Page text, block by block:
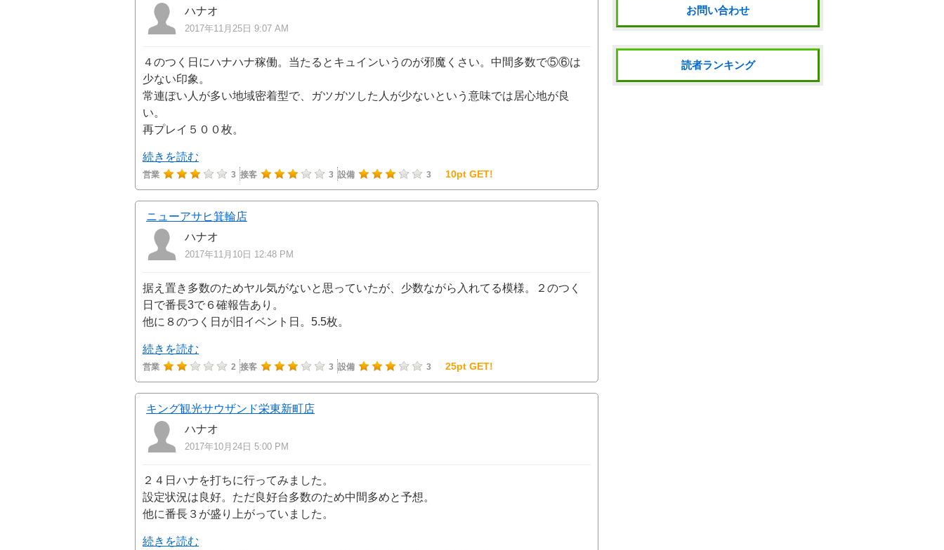
ハナオ
2017年11月25日 9:07 AM
４のつく日にハナハナ稼働。当たるとキュインいうのが邪魔くさい。中間多数で⑤⑥は
少ない印象。
常連ぽい人が多い地域密着型で、ガツガツした人が少ないという意味では居心地が良
い。
再プレイ５００枚。
続きを読む
営業 3 接客 3 設備 3 10pt GET!
ニューアサヒ箕輪店
ハナオ
2017年11月10日 12:48 PM
据え置き多数のためヤル気がないと思っていたが、少数ながら入れてる模様。２のつく
日で番長3で６確報告あり。
他に８のつく日が旧イベント日。5.5枚。
続きを読む
営業 2 接客 3 設備 3 25pt GET!
キング観光サウザンド栄東新町店
ハナオ
2017年10月24日 5:00 PM
２４日ハナを打ちに行ってみました。
設定状況は良好。ただ良好台多数のため中間多めと予想。
他に番長３が盛り上がっていました。
続きを読む
お問い合わせ
読者ランキング